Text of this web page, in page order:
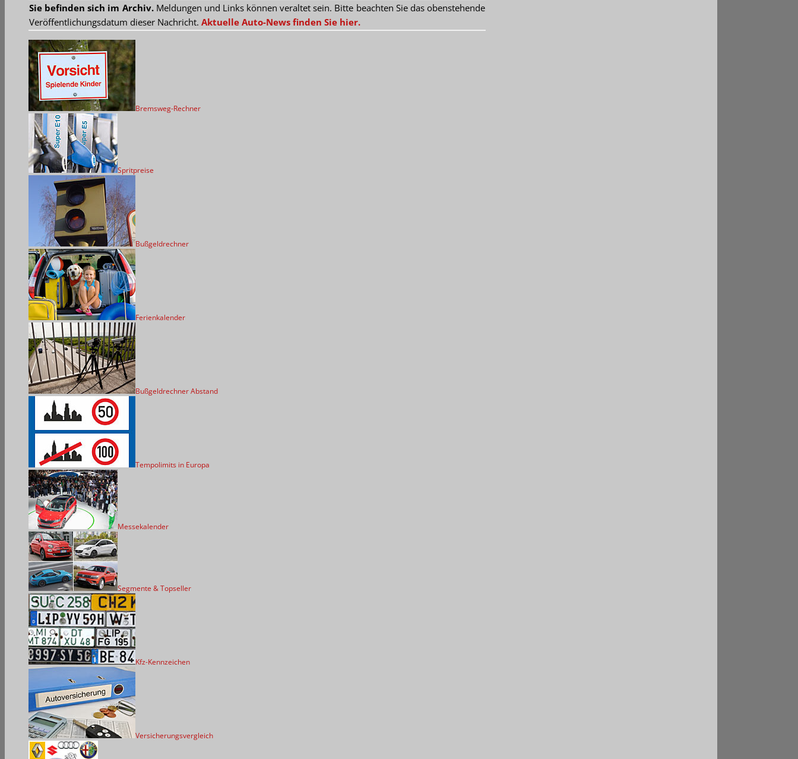
Sie befinden sich im Archiv.Meldungen und Links können veraltet sein. Bitte beachten Sie das obenstehende
Veröffentlichungsdatum dieser Nachricht. Aktuelle Auto-News finden Sie hier.
Bremsweg-Rechner
Spritpreise
Bußgeldrechner
Ferienkalender
Bußgeldrechner Abstand
Tempolimits in Europa
Messekalender
Segmente & Topseller
Kfz-Kennzeichen
Versicherungsvergleich